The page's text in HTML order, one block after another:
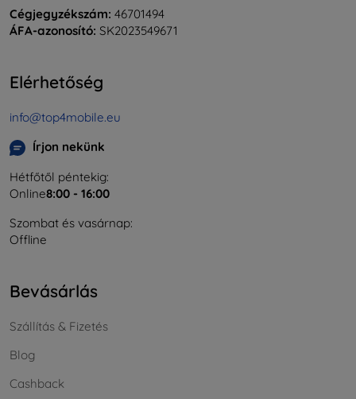
Cégjegyzékszám: 46701494
ÁFA-azonosító: SK2023549671
Elérhetőség
info@top4mobile.eu
Írjon nekünk
Hétfőtől péntekig:
Online8:00 - 16:00
Szombat és vasárnap:
Offline
Bevásárlás
Szállítás & Fizetés
Blog
Cashback